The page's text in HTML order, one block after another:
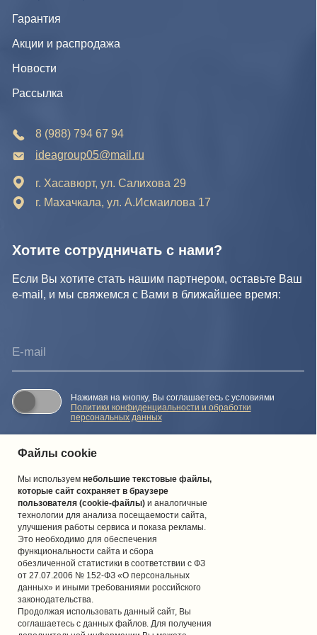
Файлы cookie
Мы используем небольшие текстовые файлы,
которые сайт сохраняет в браузере
пользователя (cookie-файлы) и аналогичные
технологии для анализа посещаемости сайта,
улучшения работы сервиса и показа рекламы.
Это необходимо для обеспечения
функциональности сайта и сбора
обезличенной статистики в соответствии с ФЗ
от 27.07.2006 № 152-ФЗ «О персональных
данных» и иными требованиями российского
законодательства.
Продолжая использовать данный сайт, Вы
соглашаетесь с данных файлов. Для получения
Карта сайта